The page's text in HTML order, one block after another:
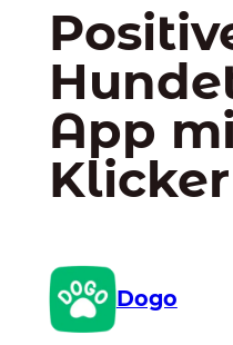
App
Klicker
Dogo